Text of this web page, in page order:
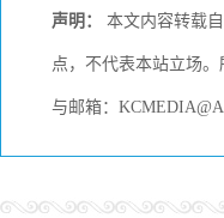
声明： 本文内容转载
点，不代表本站立场
与邮箱：